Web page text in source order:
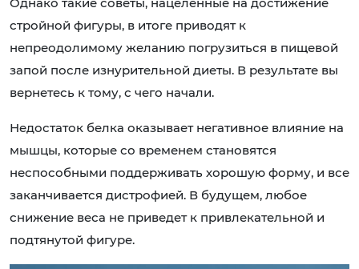
стройной фигуры, в итоге приводят к
непреодолимому желанию погрузиться в пищевой
запой после изнурительной диеты. В результате вы
вернетесь к тому, с чего начали.
Недостаток белка оказывает негативное влияние на
мышцы, которые со временем становятся
неспособными поддерживать хорошую форму, и все
заканчивается дистрофией. В будущем, любое
снижение веса не приведет к привлекательной и
подтянутой фигуре.